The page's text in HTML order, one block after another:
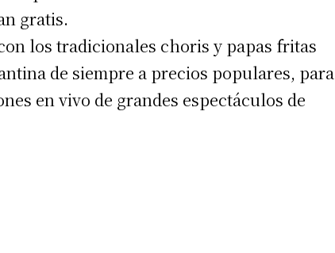
gratis.
los tradicionales choris y papas fritas
de siempre a precios populares, para
en vivo de grandes espectáculos de